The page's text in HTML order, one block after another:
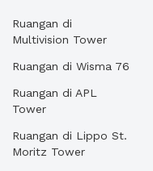
Ruangan di
Multivision Tower
Ruangan di Wisma 76
Ruangan di APL
Tower
Ruangan di Lippo St.
Moritz Tower